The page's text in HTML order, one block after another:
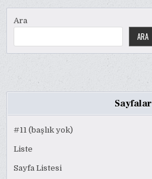
Ara
ARA
Sayfalar
#11 (başlık yok)
Liste
Sayfa Listesi